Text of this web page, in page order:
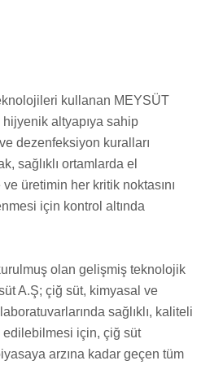
kullanan MEYSÜT
altyapıya sahip
dezenfeksiyon kuralları
sağlıklı ortamlarda el
üretimin her kritik noktasını
için kontrol altında
olan gelişmiş teknolojik
A.Ş; çiğ süt, kimyasal ve
sağlıklı, kaliteli
için, çiğ süt
arzına kadar geçen tüm